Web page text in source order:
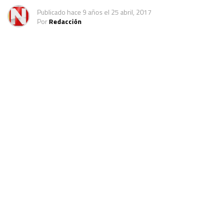
Publicado hace 9 años el 25 abril, 2017
PorRedacción